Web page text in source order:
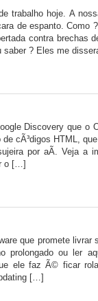
trabalho hoje. A
de espanto. Como
contra brechas
saber ? Eles me
Discovery que o
cÃ³digos HTML,
por aÃ­. Veja a
o […]
que promete livrar
prolongado ou ler
ele faz Ã© ficar
[…]